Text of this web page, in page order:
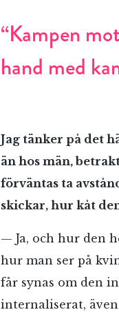
E-post*
“Kampen
hand med
Jag tänker på det
än hos män,
förväntas ta
skickar, hur kåt
— Ja, och hur den
hur man ser på
får synas om den
internaliserat,